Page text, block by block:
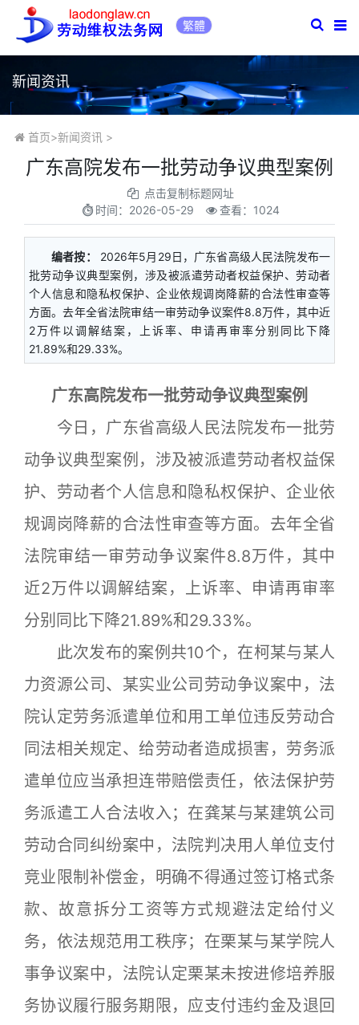
繁體
新闻资讯
首页>新闻资讯 >
广东高院发布一批劳动争议典型案例
点击复制标题网址
时间： 2026-05-29 查看：1024
编者按：
2026年5月29日，广东省高级人民法院发布一
批劳动争议典型案例，涉及被派遣劳动者权益保护、劳动者
个人信息和隐私权保护、企业依规调岗降薪的合法性审查等
方面。去年全省法院审结一审劳动争议案件8.8万件，其中近
2万件以调解结案，上诉率、申请再审率分别同比下降
21.89%和29.33%。
广东高院发布一批劳动争议典型案例
今日，广东省高级人民法院发布一批劳
动争议典型案例，涉及被派遣劳动者权益保
护、劳动者个人信息和隐私权保护、企业依
规调岗降薪的合法性审查等方面。去年全省
法院审结一审劳动争议案件8.8万件，其中
近2万件以调解结案，上诉率、申请再审率
分别同比下降21.89%和29.33%。
此次发布的案例共10个，在柯某与某人
力资源公司、某实业公司劳动争议案中，法
院认定劳务派遣单位和用工单位违反劳动合
同法相关规定、给劳动者造成损害，劳务派
遣单位应当承担连带赔偿责任，依法保护劳
务派遣工人合法收入；在龚某与某建筑公司
劳动合同纠纷案中，法院判决用人单位支付
竞业限制补偿金，明确不得通过签订格式条
款、故意拆分工资等方式规避法定给付义
务，依法规范用工秩序；在栗某与某学院人
事争议案中，法院认定栗某未按进修培养服
务协议履行服务期限，应支付违约金及退回